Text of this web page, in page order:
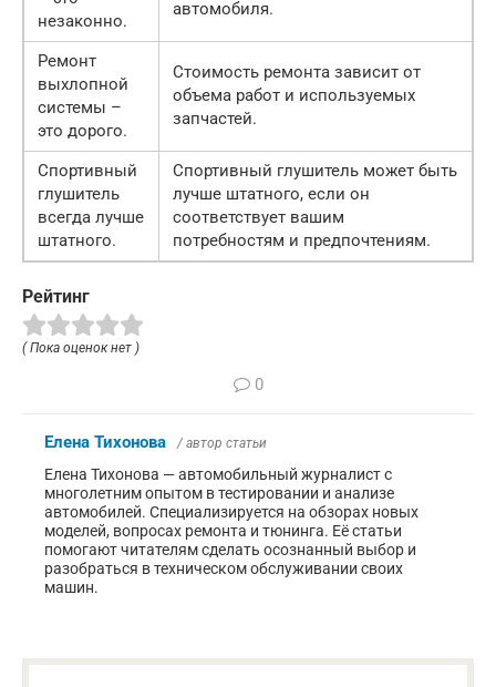
незаконно.
автомобиля.
Ремонт
выхлопной
системы –
это дорого.
Стоимость ремонта зависит от
объема работ и используемых
запчастей.
Спортивный
глушитель
всегда лучше
штатного.
Спортивный глушитель может быть
лучше штатного, если он
соответствует вашим
потребностям и предпочтениям.
Рейтинг
( Пока оценок нет )
0
Елена Тихонова / автор статьи
Елена Тихонова — автомобильный журналист с
многолетним опытом в тестировании и анализе
автомобилей. Специализируется на обзорах новых
моделей, вопросах ремонта и тюнинга. Её статьи
помогают читателям сделать осознанный выбор и
разобраться в техническом обслуживании своих
машин.